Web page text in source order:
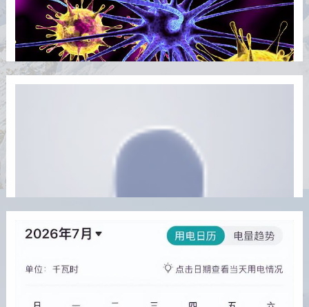
2026/8/7 12:12:29
“分久必合，合久必分”的王朝周期律，从来不是简单的“腐败
亡国”，而是自耕农经济注定的宿命。从秦汉到明清，两千年
封建王朝的更迭循环，本质是“自耕农经济危机”的周期性爆
发，生产力与生产关系的底层矛盾，决定了没有王朝能逃过
走进超市的生鲜区，琳琅满目的食材让人眼花缭乱，每个人
都在为家人的健康精挑细选。然而，在餐桌方寸之间，隐藏
却可能在不知不觉中摄入了不利于身体平衡的成分；有些人